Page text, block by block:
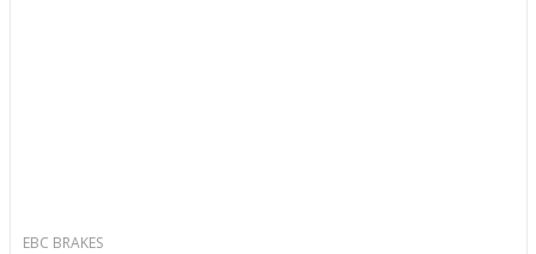
EBC BRAKES